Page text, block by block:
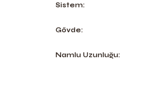
Sistem:
Gövde:
Namlu Uzunluğu: